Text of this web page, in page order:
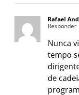
Rafael
Responder
Nunca
tempo
de